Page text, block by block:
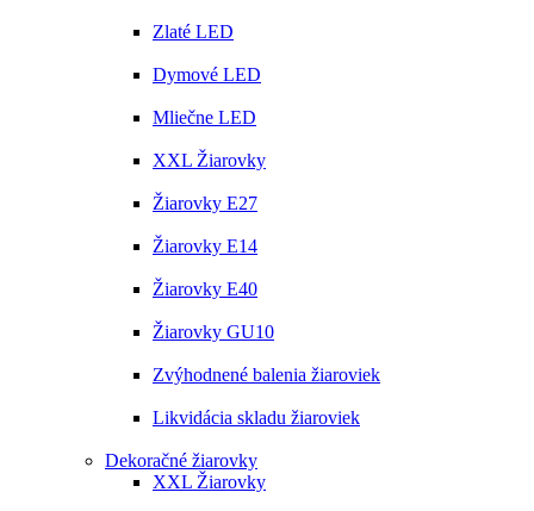
Zlaté LED
Dymové LED
Mliečne LED
XXL Žiarovky
Žiarovky E27
Žiarovky E14
Žiarovky E40
Žiarovky GU10
Zvýhodnené balenia žiaroviek
Likvidácia skladu žiaroviek
Dekoračné žiarovky
XXL Žiarovky